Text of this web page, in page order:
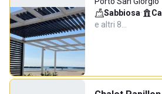
Sabbiosa·
e altri 8…